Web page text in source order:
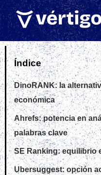
Índice
DinoRANK: la
económica
Ahrefs: potencia en
palabras clave
SE Ranking: equilibrio
Ubersuggest: opción